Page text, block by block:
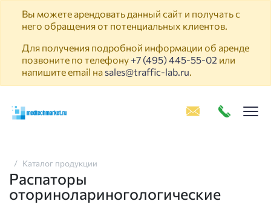
Вы можете арендовать данный сайт и получать с
него обращения от потенциальных клиентов.
Для получения подробной информации об аренде
позвоните по телефону +7 (495) 445-55-02 или
напишите email на sales@traffic-lab.ru.
Каталог продукции
Распаторы
оторинолариногологические